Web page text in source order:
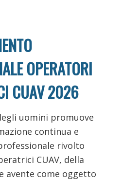
OPERATORI
CUAV 2026
uomini promuove
continua e
rivolto
CUAV, della
avente come oggetto